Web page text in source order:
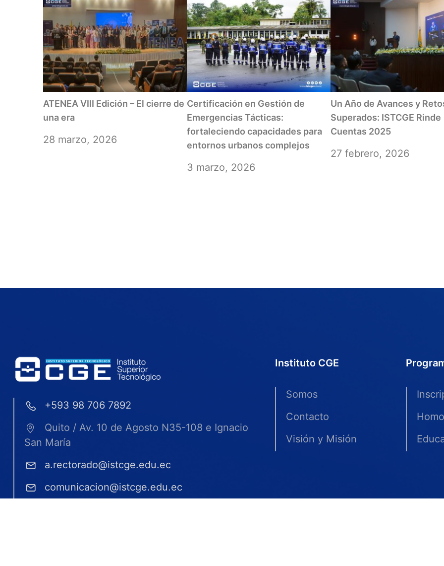
ATENEA VIII Edición – El cierre de
una era
28 marzo, 2026
Certificación en Gestión de
Emergencias Tácticas:
fortaleciendo capacidades para
entornos urbanos complejos
3 marzo, 2026
Un Año de Avances y
Superados: ISTCGE Rinde
Cuentas 2025
27 febrero, 2026
+593 98 706 7892
Quito / Av. 10 de Agosto N35-108 e Ignacio
San María
a.rectorado@istcge.edu.ec
comunicacion@istcge.edu.ec
Instituto CGE
Somos
Contacto
Visión y Misión